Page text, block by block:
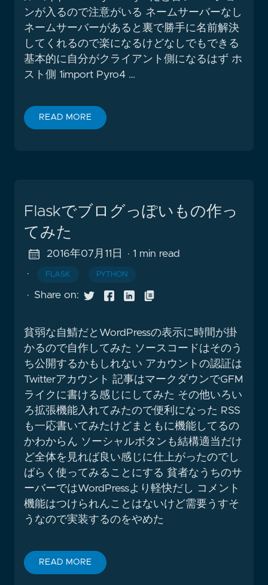
ンが入るので注意がいる ネームサーバーなし
ネームサーバーがあると裏で勝手に名前解決
してくれるので楽になるけどなしでもできる
基本的に自分がクライアント側になるはず ホ
スト側 1import Pyro4 …
READ MORE
Flaskでブログっぽいもの作っ
てみた
2016年07月11日
· 1 min read
·
FLASK PYTHON
· Share on:
貧弱な自鯖だとWordPressの表示に時間が掛
かるので自作してみた ソースコードはそのう
ち公開するかもしれない アカウントの認証は
Twitterアカウント 記事はマークダウンでGFM
ライクに書ける感じにしてみた その他いろい
ろ拡張機能入れてみたので便利になった RSS
も一応書いてみたけどまともに機能してるの
かわからん ソーシャルボタンも結構適当だけ
ど全体を見れば良い感じに仕上がったのでし
ばらく使ってみることにする 貧者なうちのサ
ーバーではWordPressより軽快だし コメント
機能はつけられんことはないけど需要うすそ
うなので実装するのをやめた
READ MORE